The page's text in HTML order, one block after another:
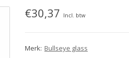
€30,37 Incl. btw
Merk: Bullseye glass